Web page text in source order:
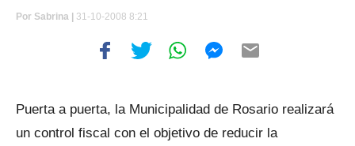
Por Sabrina | 31-10-2008 8:21
Puerta a puerta, la Municipalidad de Rosario realizará
un control fiscal con el objetivo de reducir la